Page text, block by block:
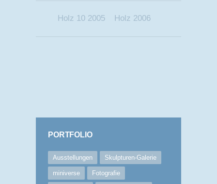
Holz 10 2005 Holz 2006
PORTFOLIO
Ausstellungen Skulpturen-Galerie
miniverse Fotografie